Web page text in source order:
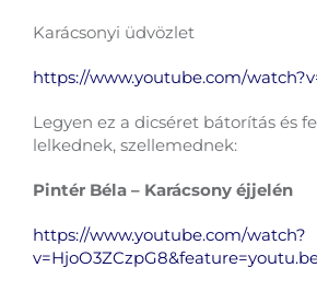
Karácsonyi üdvözlet
https://www.youtube.com/
Legyen ez a dicséret bátorítás és
lelkednek, szellemednek:
Pintér Béla – Karácsony éjjelén
https://www.youtube.com/watch?